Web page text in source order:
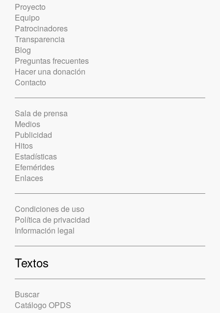
Proyecto
Equipo
Patrocinadores
Transparencia
Blog
Preguntas frecuentes
Hacer una donación
Contacto
Sala de prensa
Medios
Publicidad
Hitos
Estadísticas
Efemérides
Enlaces
Condiciones de uso
Política de privacidad
Información legal
Textos
Buscar
Catálogo OPDS